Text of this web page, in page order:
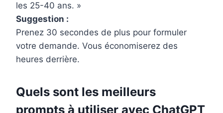
les 25-40 ans. »
Suggestion :
Prenez 30 secondes de plus pour formuler
votre demande. Vous économiserez des
heures derrière.
Quels sont les meilleurs
prompts à utiliser avec ChatGPT